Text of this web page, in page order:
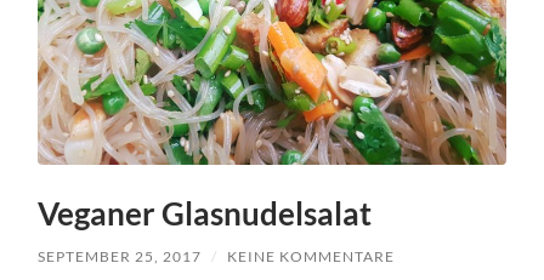
Veganer Glasnudelsalat
SEPTEMBER 25, 2017 / KEINE KOMMENTARE